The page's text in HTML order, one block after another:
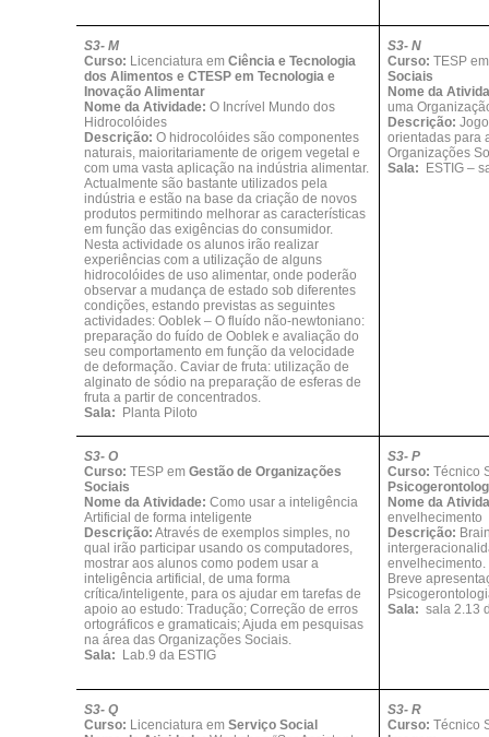
S3- M
Curso: Licenciatura emCiência e Tecnologia
dos Alimentos e CTESP em Tecnologia e
Inovação Alimentar
Nome da Atividade: O Incrível Mundo dos
Hidrocolóides
Descrição: O hidrocolóides são componentes
naturais, maioritariamente de origem vegetal e
com uma vasta aplicação na indústria alimentar.
Actualmente são bastante utilizados pela
indústria e estão na base da criação de novos
produtos permitindo melhorar as características
em função das exigências do consumidor.
Nesta actividade os alunos irão realizar
experiências com a utilização de alguns
hidrocolóides de uso alimentar, onde poderão
observar a mudança de estado sob diferentes
condições, estando previstas as seguintes
actividades: Ooblek – O fluído não-newtoniano:
preparação do fuído de Ooblek e avaliação do
seu comportamento em função da velocidade
de deformação. Caviar de fruta: utilização de
alginato de sódio na preparação de esferas de
fruta a partir de concentrados.
Sala:
Planta Piloto
S3- N
Curso:TESP
Sociais
Nome da
uma
Descrição:
orientadas para
Organizações
Sala:
ESTIG –
S3- O
Curso:TESP emGestão de Organizações
Sociais
Nome da Atividade: Como usar a inteligência
Artificial de forma inteligente
Descrição: Através de exemplos simples, no
qual irão participar usando os computadores,
mostrar aos alunos como podem usar a
inteligência artificial, de uma forma
crítica/inteligente, para os ajudar em tarefas de
apoio ao estudo: Tradução; Correção de erros
ortográficos e gramaticais; Ajuda em pesquisas
na área das Organizações Sociais.
Sala:
Lab.9 da ESTIG
S3- P
Curso:Técnico
Nome da
envelhecimento
Descrição:
envelhecimento.
Breve
Sala: sala 2.13
S3- Q
Curso: Licenciatura emServiço Social
S3- R
Curso:Técnico